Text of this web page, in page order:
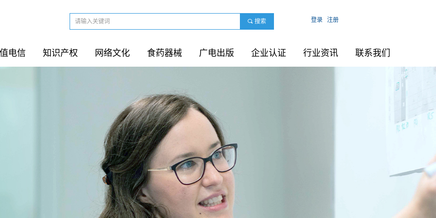
电信 知识产权 网络文化 食药器械 广电出版 企业认证 行业资讯 联系我们
끠 搜索 登录 注册